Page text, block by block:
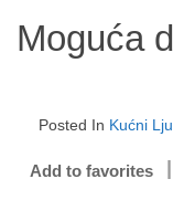
Moguća
Posted In Kućni
Add to favorites